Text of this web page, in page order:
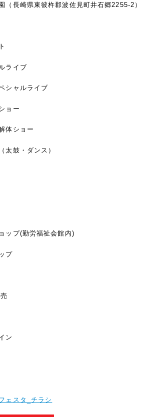
（長崎県東彼杵郡波佐見町井石郷2255-2）
ライブ
シャルライブ
ョー
体ショー
太鼓・ダンス）
ップ(勤労福祉会館内)
プ
ン
ェスタ_チラシ